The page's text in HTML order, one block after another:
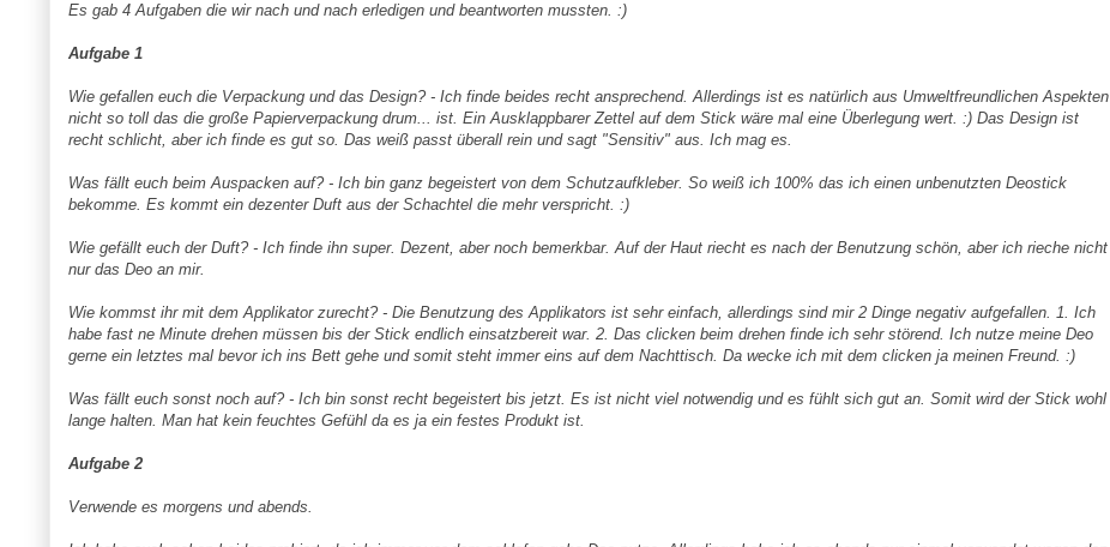
Es gab 4 Aufgaben die wir nach und nach erledigen und beantworten mussten. :)
Aufgabe 1
Wie gefallen euch die Verpackung und das Design? - Ich finde beides recht ansprechend. Allerdings ist es natürlich aus Umweltfreundlichen Aspekten
nicht so toll das die große Papierverpackung drum... ist. Ein Ausklappbarer Zettel auf dem Stick wäre mal eine Überlegung wert. :) Das Design ist
recht schlicht, aber ich finde es gut so. Das weiß passt überall rein und sagt "Sensitiv" aus. Ich mag es.
Was fällt euch beim Auspacken auf? - Ich bin ganz begeistert von dem Schutzaufkleber. So weiß ich 100% das ich einen unbenutzten Deostick
bekomme. Es kommt ein dezenter Duft aus der Schachtel die mehr verspricht. :)
Wie gefällt euch der Duft? - Ich finde ihn super. Dezent, aber noch bemerkbar. Auf der Haut riecht es nach der Benutzung schön, aber ich rieche nicht
nur das Deo an mir.
Wie kommst ihr mit dem Applikator zurecht? - Die Benutzung des Applikators ist sehr einfach, allerdings sind mir 2 Dinge negativ aufgefallen. 1. Ich
habe fast ne Minute drehen müssen bis der Stick endlich einsatzbereit war. 2. Das clicken beim drehen finde ich sehr störend. Ich nutze meine Deo
gerne ein letztes mal bevor ich ins Bett gehe und somit steht immer eins auf dem Nachttisch. Da wecke ich mit dem clicken ja meinen Freund. :)
Was fällt euch sonst noch auf? - Ich bin sonst recht begeistert bis jetzt. Es ist nicht viel notwendig und es fühlt sich gut an. Somit wird der Stick wohl
lange halten. Man hat kein feuchtes Gefühl da es ja ein festes Produkt ist.
Aufgabe 2
Verwende es morgens und abends.